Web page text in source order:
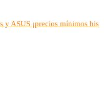
y ASUS ¡precios mínimos his